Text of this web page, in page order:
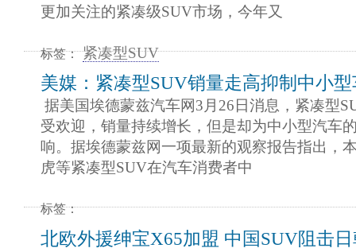
更加关注的紧凑级SUV市场，今年又
标签： 紧凑型SUV
美媒：紧凑型SUV销量走高抑制中小
据美国埃德蒙兹汽车网3月26日消息，紧凑型
受欢迎，销量持续增长，但是却为中小型汽车
响。据埃德蒙兹网一项最新的观察报告指出，
虎等紧凑型SUV在汽车消费者中
标签：
北欧外援绅宝X65加盟 中国SUV阻击